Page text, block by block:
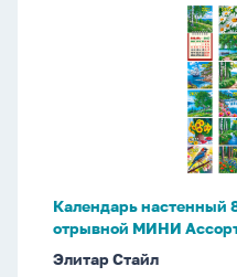
Календарь настенный
отрывной МИНИ
Элитар Стайл